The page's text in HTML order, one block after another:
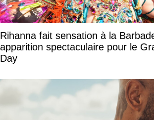
Rihanna fait sensation à la
apparition spectaculaire pour le
Day